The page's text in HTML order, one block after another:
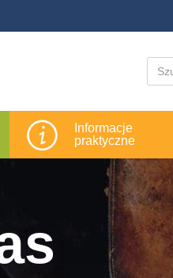
Informacje
praktyczne